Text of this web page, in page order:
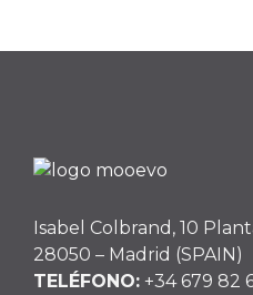
Isabel Colbrand, 10
28050 – Madrid (SPAIN)
TELÉFONO: +34 679 82